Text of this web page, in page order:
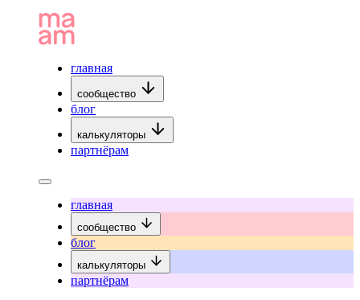
главная
сообщество
блог
калькуляторы
партнёрам
главная
сообщество
блог
калькуляторы
партнёрам